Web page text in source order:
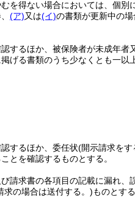
を得ない場合においては、個
(ア)又は(イ)の書類が更新中の
するほか、被保険者が未成年者
げる書類のうち少なくとも一以
するほか、委任状(開示請求を
とを確認するものとする。
請求書の各項目の記載に漏れ
求の場合は送付する。)ものとする